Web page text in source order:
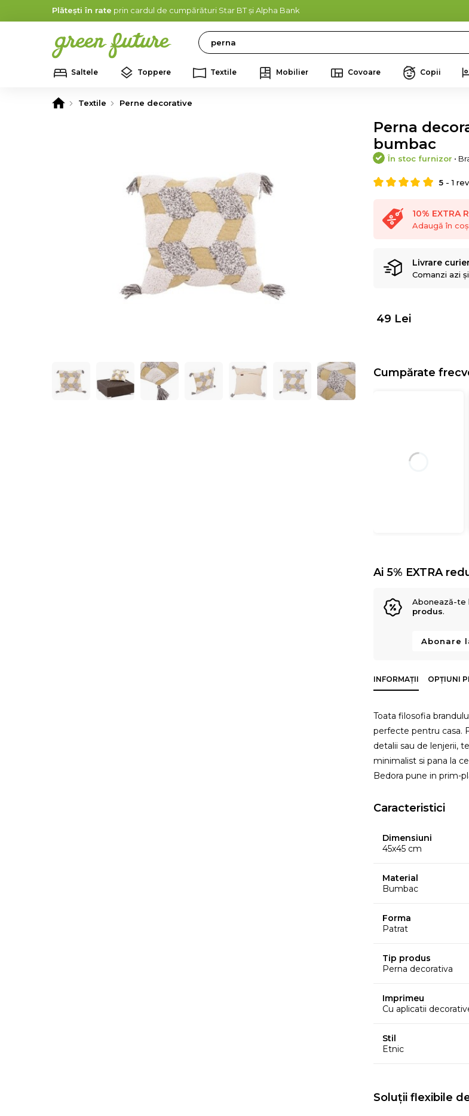
Plătești în rate prin cardul de cumpărături Star BT și Alpha Bank
Search
Saltele Toppere Textile Mobilier Covoare Copii
Textile Perne decorative
Perna
bumbac
În stoc furnizor •
5 -1
10% EXTRA
Adaugă în
Livrare
Comanzi azi
49 Lei
Cumpărate
Ai 5% EXTRA
Abonează-te
produs.
Abonare
INFORMAȚII OPȚIUNI
Toata filosofia
perfecte pentru casa.
detalii sau de lenjerii,
minimalist si pana la
Bedora pune in prim-
Caracteristici
Dimensiuni
45x45 cm
Material
Bumbac
Forma
Patrat
Tip produs
Perna decorativa
Imprimeu
Cu aplicatii
Stil
Etnic
Soluții flexibile